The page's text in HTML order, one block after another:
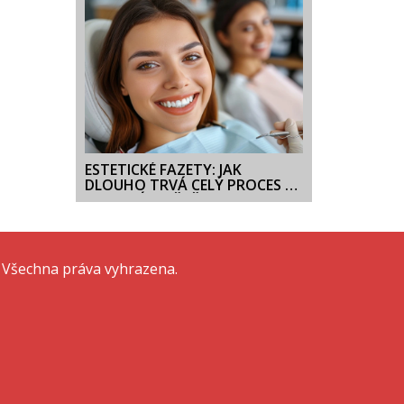
ESTETICKÉ FAZETY: JAK
DLOUHO TRVÁ CELÝ PROCES A
CO MUSÍTE VĚDĚT
práva vyhrazena.